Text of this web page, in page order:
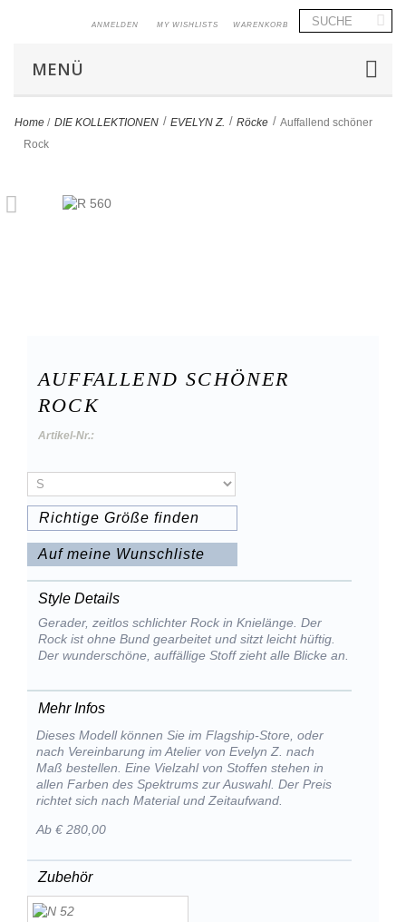
WARENKORB
MY WISHLISTS
ANMELDEN
MENÜ
Home / DIE KOLLEKTIONEN > EVELYN Z. > Röcke > Auffallend schöner
Rock
AUFFALLEND SCHÖNER
ROCK
Artikel-Nr.:
Richtige Größe finden
Auf meine Wunschliste
Style Details
Gerader, zeitlos schlichter Rock in Knielänge. Der
Rock ist ohne Bund gearbeitet und sitzt leicht hüftig.
Der wunderschöne, auffällige Stoff zieht alle Blicke an.
Mehr Infos
Dieses Modell können Sie im Flagship-Store, oder
nach Vereinbarung im Atelier von Evelyn Z. nach
Maß bestellen. Eine Vielzahl von Stoffen stehen in
allen Farben des Spektrums zur Auswahl. Der Preis
richtet sich nach Material und Zeitaufwand.
Ab € 280,00
Zubehör